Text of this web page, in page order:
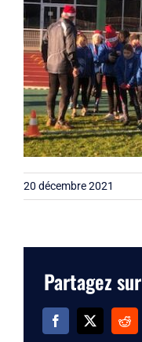
20 décembre 2021
Partagez
Facebook
X